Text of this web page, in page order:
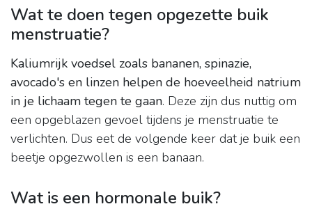
Wat te doen tegen opgezette buik
menstruatie?
Kaliumrijk voedsel zoals bananen, spinazie,
avocado's en linzen helpen de hoeveelheid natrium
in je lichaam tegen te gaan. Deze zijn dus nuttig om
een ​​opgeblazen gevoel tijdens je menstruatie te
verlichten. Dus eet de volgende keer dat je buik een
beetje opgezwollen is een banaan.
Wat is een hormonale buik?